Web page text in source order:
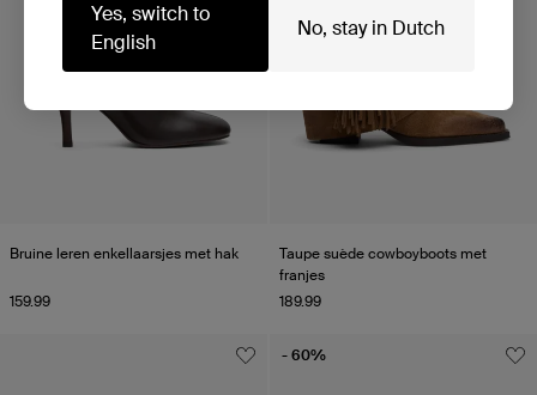
Bruine leren enkellaarsjes met hak
159.99
Taupe suède cowboyboots met
franjes
189.99
- 60%
Yes, switch to
English
No, stay in Dutch